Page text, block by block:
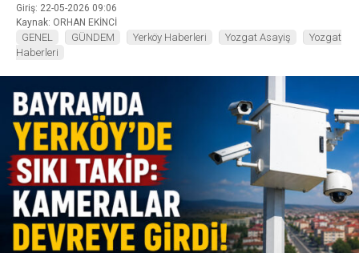
Giriş: 22-05-2026 09:06
Kaynak: ORHAN EKİNCİ
GENEL GÜNDEM Yerköy Haberleri Yozgat Asayiş
Yozgat
Haberleri